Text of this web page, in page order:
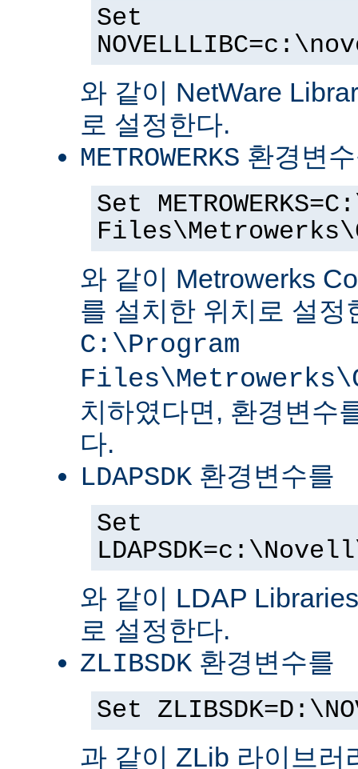
Set
와 같이 NetWare
로 설정한다.
METROWERKS 환경변
Set
와 같이 Metrowerks
를 설치한 위치로 설정
C:\Program
치하였다면, 환경변수
다.
LDAPSDK 환경변수를
Set
와 같이 LDAP
로 설정한다.
ZLIBSDK 환경변수를
Set
과 같이 ZLib 라이브러